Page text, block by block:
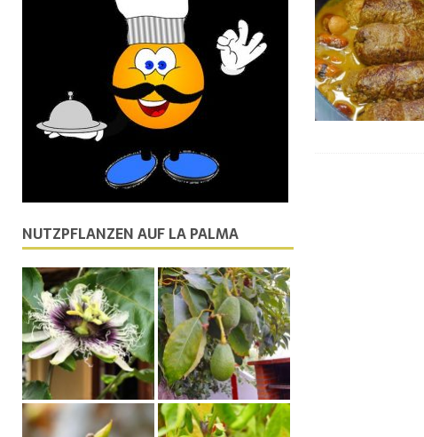
[ 13. August 2024 ] Kanarisches Bier gewinnt Gold
[ 15. Juli 2024 ] Geschälte Garnelen oder Gambas: Der
[ 12. Juni 2024 ] Eintopf aus Brunnenkresse FLEISCH
[ 19. Mai 2024 ] Warum ist die Knoblauch Knolle so
NUTZPFLANZEN AUF LA PALMA